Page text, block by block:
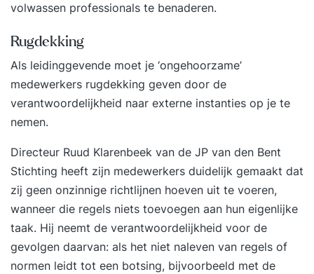
volwassen professionals te benaderen.
Rugdekking
Als leidinggevende moet je ‘ongehoorzame’
medewerkers rugdekking geven door de
verantwoordelijkheid naar externe instanties op je te
nemen.
Directeur Ruud Klarenbeek van de JP van den Bent
Stichting heeft zijn medewerkers duidelijk gemaakt dat
zij geen onzinnige richtlijnen hoeven uit te voeren,
wanneer die regels niets toevoegen aan hun eigenlijke
taak. Hij neemt de verantwoordelijkheid voor de
gevolgen daarvan: als het niet naleven van regels of
normen leidt tot een botsing, bijvoorbeeld met de